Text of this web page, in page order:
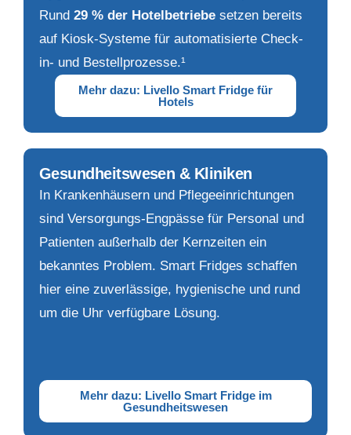
Rund 29 % der Hotelbetriebe setzen bereits
auf Kiosk-Systeme für automatisierte Check-
in- und Bestellprozesse.¹
Mehr dazu: Livello Smart Fridge für
Hotels
Gesundheitswesen & Kliniken
In Krankenhäusern und Pflegeeinrichtungen
sind Versorgungs-Engpässe für Personal und
Patienten außerhalb der Kernzeiten ein
bekanntes Problem. Smart Fridges schaffen
hier eine zuverlässige, hygienische und rund
um die Uhr verfügbare Lösung.
Mehr dazu: Livello Smart Fridge im
Gesundheitswesen